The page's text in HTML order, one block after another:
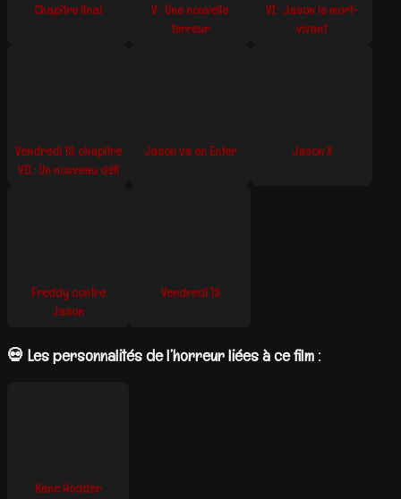
Chapitre final
V : Une nouvelle
terreur
VI : Jason le mort-
vivant
Vendredi 13, chapitre
VII : Un nouveau défi
Jason va en Enfer Jason X
Freddy contre
Jason
Vendredi 13
💀 Les personnalités de l’horreur liées à ce film :
Kane Hodder